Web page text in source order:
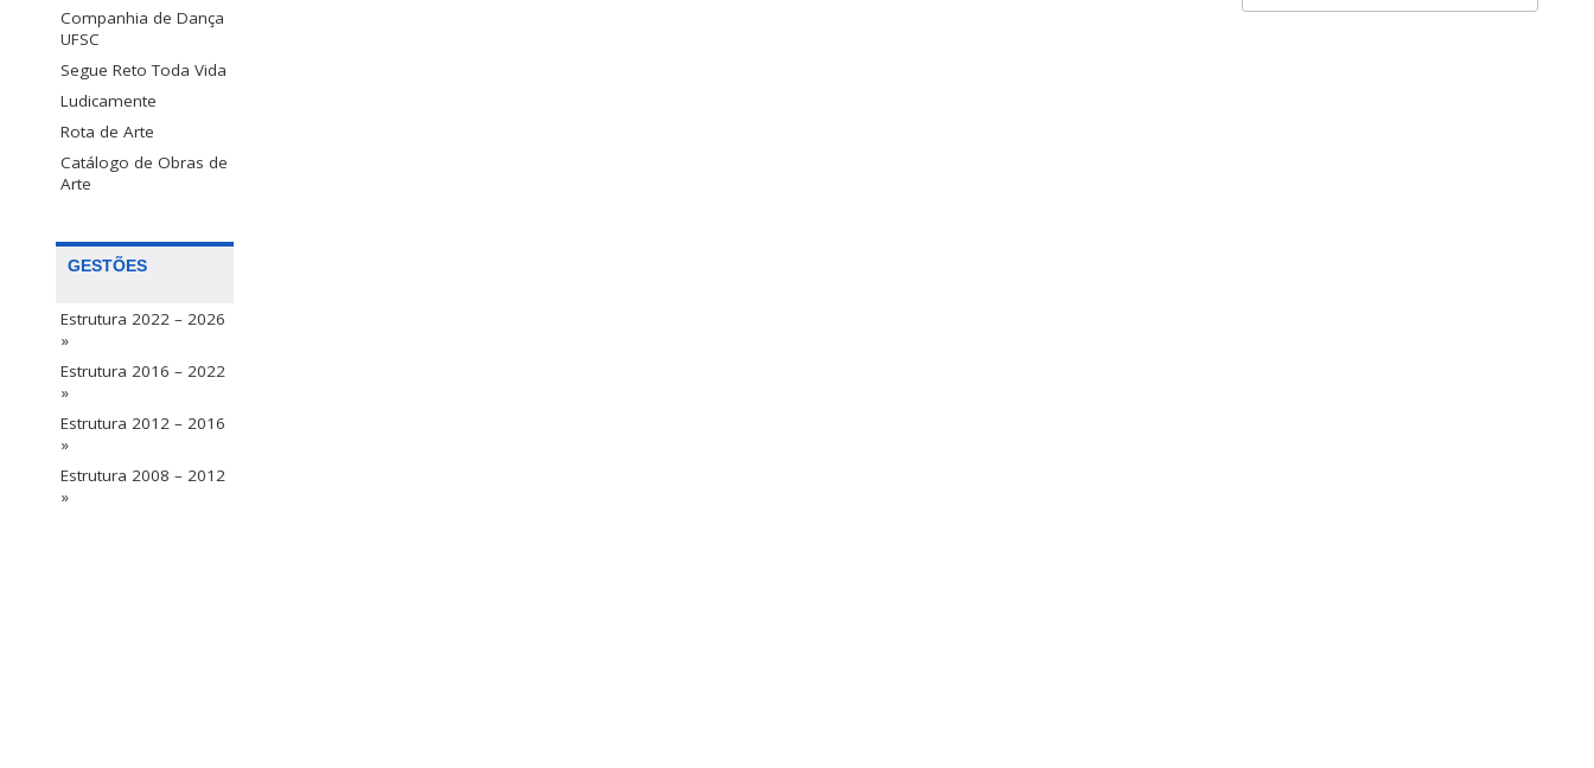
Companhia de Dança
UFSC
Segue Reto Toda Vida
Ludicamente
Rota de Arte
Catálogo de Obras de
Arte
GESTÕES
Estrutura 2022 – 2026
»
Estrutura 2016 – 2022
»
Estrutura 2012 – 2016
»
Estrutura 2008 – 2012
»